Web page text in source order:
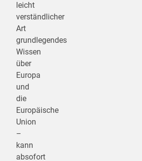
leicht
verständlicher
Art
grundlegendes
Wissen
über
Europa
und
die
Europäische
Union
–
kann
absofort